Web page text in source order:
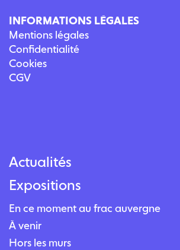
INFORMATIONS LÉGALES
Mentions légales
Confidentialité
Cookies
CGV
Actualités
Expositions
En ce moment au frac auvergne
À venir
Hors les murs